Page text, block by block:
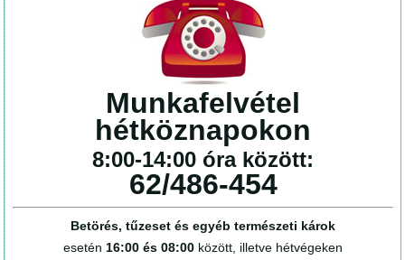
Munkafelvétel
hétköznapokon
8:00-14:00 óra között:
62/486-454
Betörés, tűzeset és egyéb természeti károk
esetén 16:00 és 08:00 között, illetve hétvégeken